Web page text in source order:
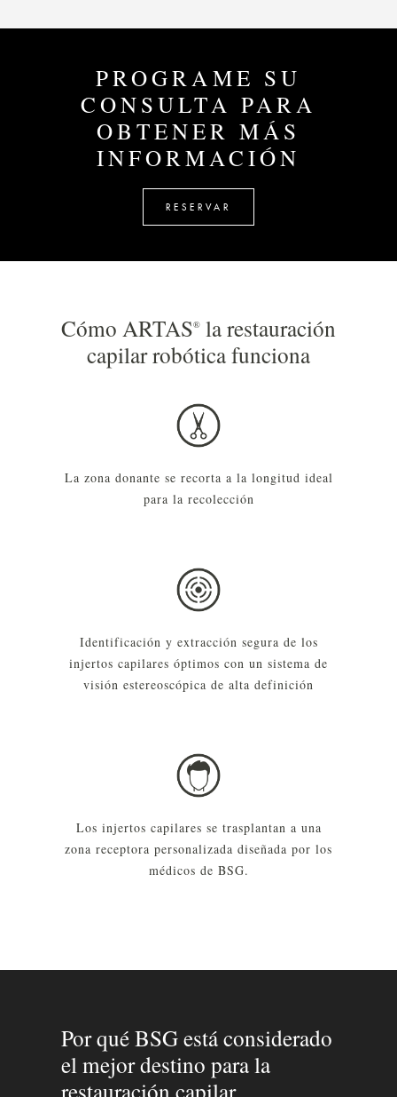
PROGRAME SU
CONSULTA PARA
OBTENER MÁS
INFORMACIÓN
RESERVAR
Cómo ARTAS® la restauración
capilar robótica funciona
La zona donante se recorta a la longitud ideal
para la recolección
Identificación y extracción segura de los
injertos capilares óptimos con un sistema de
visión estereoscópica de alta definición
Los injertos capilares se trasplantan a una
zona receptora personalizada diseñada por los
médicos de BSG.
Por qué BSG está considerado
el mejor destino para la
restauración capilar